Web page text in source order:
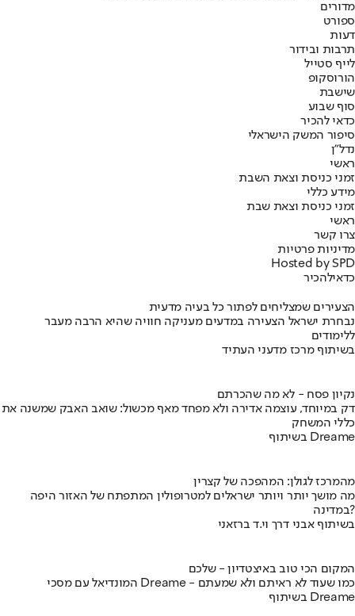
מדורים
ספורט
דעות
תרבות ובידור
לייף סטייל
הורוסקופ
שישבת
סוף שבוע
כדאי להכיר
סיפור המשק הישראלי
נדל"ן
ראשי
זמני כניסת וצאת השבת
מידע כללי
זמני כניסת וצאת שבת
ראשי
צרו קשר
מדיניות פרטיות
Hosted by SPD
כדאילהכיר
הצעירים שמצליחים לפתור כל בעיה מדעית
נבחרת ישראל הצעירה במדעים מעניקה חוויה שהיא הרבה מעבר
ללימודים
בשיתוף מרכז מדעני העתיד
נקיון פסח - לא מה שהכרתם
דק במיוחד, עוצמה אדירה ולא מפחד מאף מכשול: שואב האבק שמשנה את
כללי המשחק
בשיתוף Dreame
מהמרכז לגולן: המהפכה של קצרין
מה מושך יותר ויותר ישראלים למטרופולין המתפתח של האזור היפה
במדינה?
בשיתוף אבני דרך וי.ד ברזאני
המקום הכי טוב באיצטדיון - שלכם
המונדיאל עם מסכי Dreame - כמו שעוד לא ראיתם ולא שמעתם
בשיתוף Dreame